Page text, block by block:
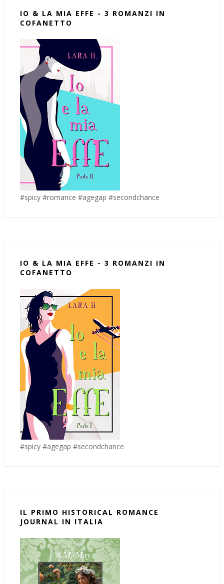
IO & LA MIA EFFE - 3 ROMANZI IN
COFANETTO
#spicy #romance #agegap #secondchance
IO & LA MIA EFFE - 3 ROMANZI IN
COFANETTO
#spicy #agegap #secondchance
IL PRIMO HISTORICAL ROMANCE
JOURNAL IN ITALIA